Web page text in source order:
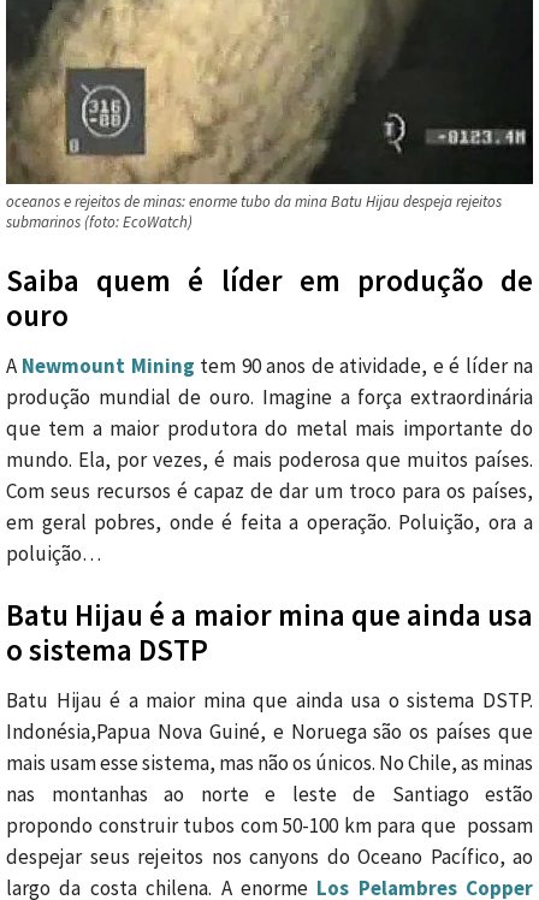
oceanos e rejeitos de minas: enorme tubo da mina Batu Hijau despeja rejeitos
submarinos (foto: EcoWatch)
Saiba quem é líder em produção de
ouro
A Newmount Mining tem 90 anos de atividade, e é líder na
produção mundial de ouro. Imagine a força extraordinária
que tem a maior produtora do metal mais importante do
mundo. Ela, por vezes, é mais poderosa que muitos países.
Com seus recursos é capaz de dar um troco para os países,
em geral pobres, onde é feita a operação. Poluição, ora a
poluição…
Batu Hijau é a maior mina que ainda usa
o sistema DSTP
Batu Hijau é a maior mina que ainda usa o sistema DSTP.
Indonésia,Papua Nova Guiné, e Noruega são os países que
mais usam esse sistema, mas não os únicos. No Chile, as minas
nas montanhas
ao norte e leste de Santiago
estão
propondo construirtubos com50-100 km para que possam
despejarseus rejeitos nos canyons do Oceano Pacífico, ao
largo da costa chilena. A enorme Los Pelambres Copper